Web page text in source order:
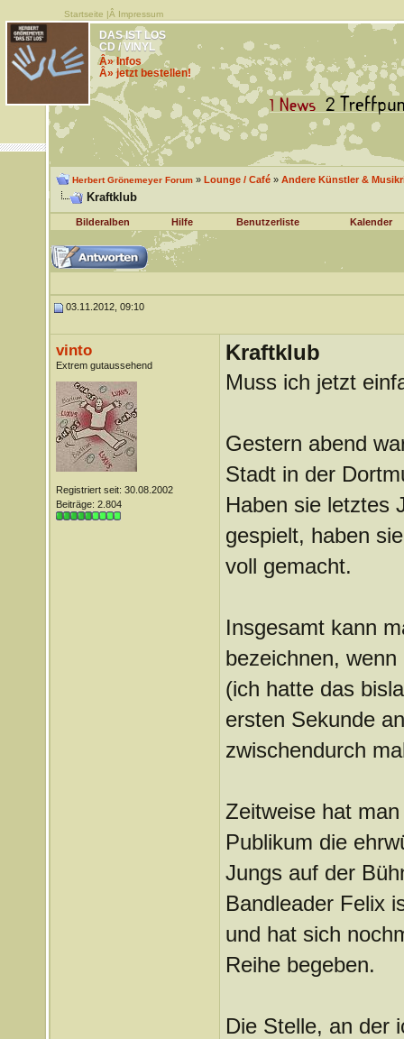
Startseite |Â Impressum
DAS IST LOS
CD / VINYL
Â» Infos
Â» jetzt bestellen!
Herbert Grönemeyer Forum» Lounge / Café» Andere Künstler &
Kraftklub
Bilderalben Hilfe Benutzerliste Kalender
03.11.2012, 09:10
vinto
Extrem gutaussehend
Registriert seit: 30.08.2002
Beiträge: 2.804
Kraftklub
Muss ich jetzt
Gestern abend
Stadt in der
Haben sie letztes
gespielt, haben
voll gemacht.
Insgesamt kann
bezeichnen,
(ich hatte das
ersten Sekunde
zwischendurch
Zeitweise hat
Publikum die
Jungs auf der
Bandleader Felix
und hat sich
Reihe begeben.
Die Stelle, an der